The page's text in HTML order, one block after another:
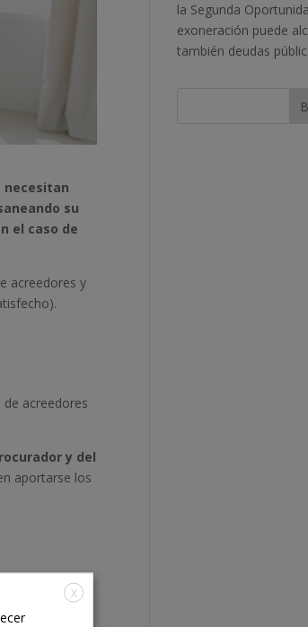
necesitan
su
el caso de
acreedores y
acreedores
y del
aportarse los
la Segunda
exoneración puede
también deudas
X